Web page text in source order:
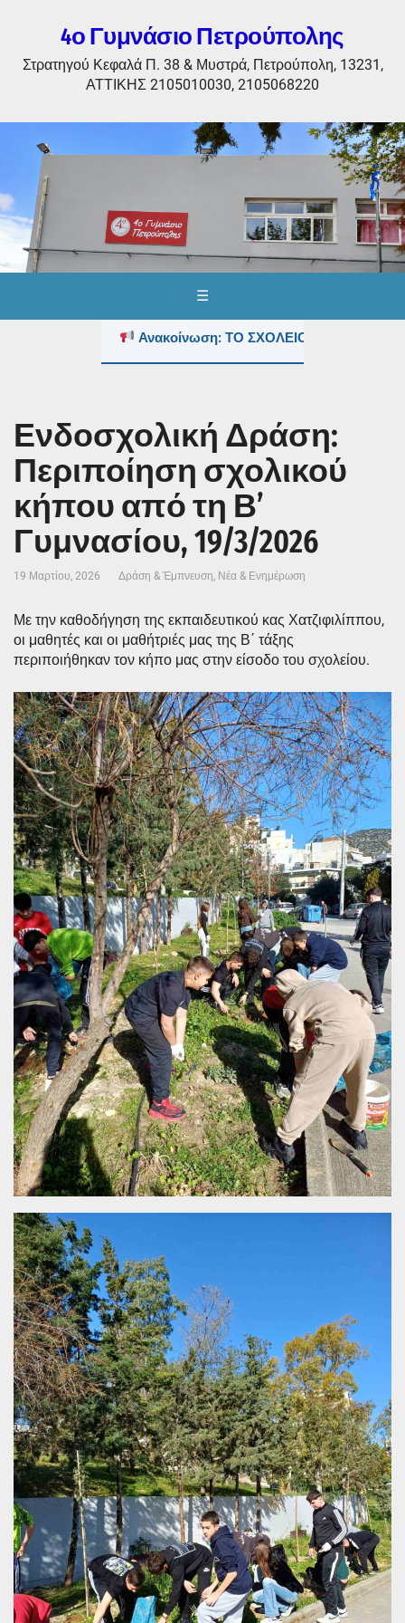
4ο Γυμνάσιο Πετρούπολης
Στρατηγού Κεφαλά Π. 38 & Μυστρά, Πετρούπολη, 13231,
ΑΤΤΙΚΗΣ 2105010030, 2105068220
☰
Ανακοίνωση: ΤΟ ΣΧΟΛΕΙΟ ΤΟΥΣ
Ενδοσχολική Δράση:
Περιποίηση σχολικού
κήπου από τη Β’
Γυμνασίου, 19/3/2026
19 Μαρτίου, 2026 Δράση & Έμπνευση Νέα & Ενημέρωση
Με την καθοδήγηση της εκπαιδευτικού κας Χατζιφιλίππου,
οι μαθητές και οι μαθήτριές μας της Β΄ τάξης
περιποιήθηκαν τον κήπο μας στην είσοδο του σχολείου.